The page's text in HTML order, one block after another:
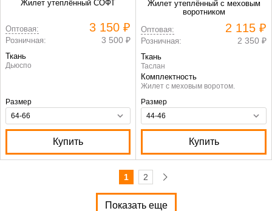
Жилет утеплённый СОФТ
Оптовая: 3 150 ₽
Розничная: 3 500 ₽
Ткань
Дьюспо
Размер
Купить
Жилет утеплённый с меховым
воротником
Оптовая:
2 115 ₽
Розничная: 2 350 ₽
Ткань
Таслан
Комплектность
Жилет с меховым воротом.
Размер
Купить
1 2
Показать еще